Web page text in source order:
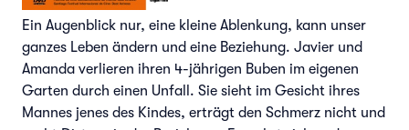
Ein Augenblick nur, eine kleine Ablenkung, kann unser
ganzes Leben ändern und eine Beziehung. Javier und
Amanda verlieren ihren 4-jährigen Buben im eigenen
Garten durch einen Unfall. Sie sieht im Gesicht ihres
Mannes jenes des Kindes, erträgt den Schmerz nicht und